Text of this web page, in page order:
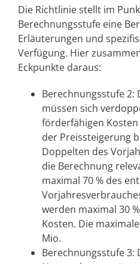
Die Richtlinie stellt im
Berechnungsstufe eine
Erläuterungen und
Verfügung. Hier
Eckpunkte daraus:
Berechnungsstufe 2:
müssen sich
förderfähigen
der Preissteigerung
Doppelten des
die Berechnung
maximal 70 % des
werden maximal 30
Kosten. Die
Mio.
Berechnungsstufe 3: